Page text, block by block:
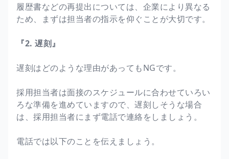
履歴書などの再提出については、企業により異なる
ため、まずは担当者の指示を仰ぐことが大切です。
『2. 遅刻』
遅刻はどのような理由があってもNGです。
採用担当者は面接のスケジュールに合わせていろい
ろな準備を進めていますので、遅刻しそうな場合
は、採用担当者にまず電話で連絡をしましょう。
電話では以下のことを伝えましょう。